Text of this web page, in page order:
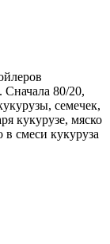
Сначала 80/20,
семечек,
кукурузе, мяско
в смеси кукуруза